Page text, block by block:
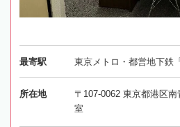
最寄駅 東京メトロ・都営地下鉄
所在地
〒107-0062 東京都港区
室